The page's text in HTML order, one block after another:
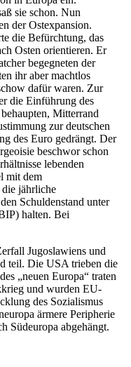
sie schon. Nun
der Ostexpansion.
die Befürchtung, das
Osten orientieren. Er
begegneten der
ihr aber machtlos
dafür waren. Zur
die Einführung des
Mitterrand
zur deutschen
des Euro gedrängt. Der
beschwor schon
lebenden
mit dem
die jährliche
Schuldenstand unter
halten. Bei
Jugoslawiens und
teil. Die USA trieben die
„neuen Europa“ traten
und wurden EU-
des Sozialismus
ärmere Peripherie
Südeuropa abgehängt.